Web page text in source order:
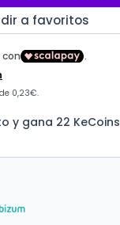
a favoritos
y gana 22